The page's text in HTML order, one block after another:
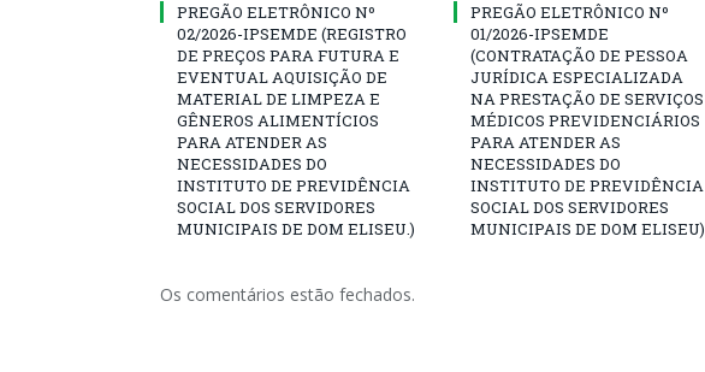
PREGÃO ELETRÔNICO Nº
02/2026-IPSEMDE (REGISTRO
DE PREÇOS PARA FUTURA E
EVENTUAL AQUISIÇÃO DE
MATERIAL DE LIMPEZA E
GÊNEROS ALIMENTÍCIOS
PARA ATENDER AS
NECESSIDADES DO
INSTITUTO DE PREVIDÊNCIA
SOCIAL DOS SERVIDORES
MUNICIPAIS DE DOM ELISEU.)
PREGÃO ELETRÔNICO Nº
01/2026-IPSEMDE
(CONTRATAÇÃO DE PESSOA
JURÍDICA ESPECIALIZADA
NA PRESTAÇÃO DE SERVIÇOS
MÉDICOS PREVIDENCIÁRIOS
PARA ATENDER AS
NECESSIDADES DO
INSTITUTO DE PREVIDÊNCIA
SOCIAL DOS SERVIDORES
MUNICIPAIS DE DOM ELISEU)
Os comentários estão fechados.